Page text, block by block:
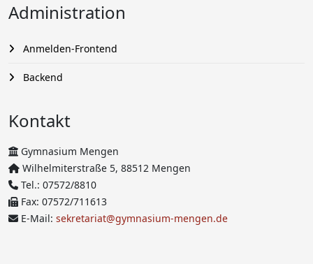
Administration
Anmelden-Frontend
Backend
Kontakt
Gymnasium Mengen
Wilhelmiterstraße 5, 88512 Mengen
Tel.: 07572/8810
Fax: 07572/711613
E-Mail: sekretariat@gymnasium-mengen.de